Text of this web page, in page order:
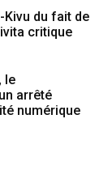
Kivu du fait de
critique
le
arrêté
numérique